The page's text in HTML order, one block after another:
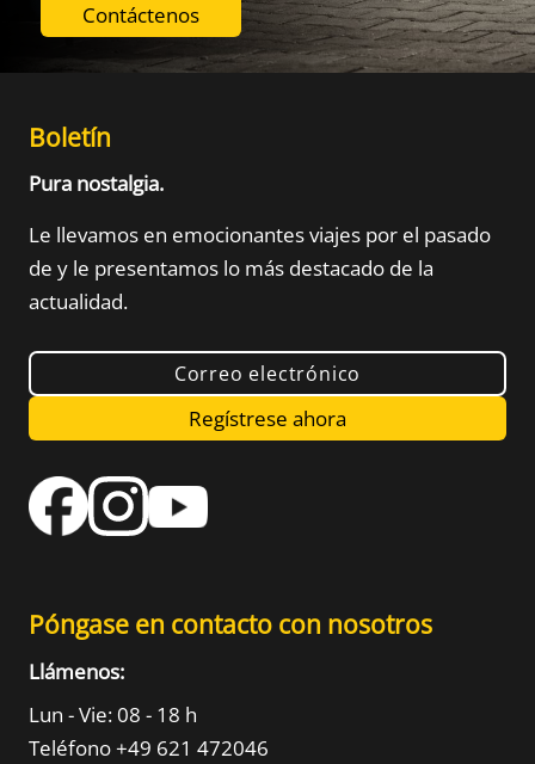
Contáctenos
Boletín
Pura nostalgia.
Le llevamos en emocionantes viajes por el pasado
de y le presentamos lo más destacado de la
actualidad.
Correo electrónico
Regístrese ahora
Póngase en contacto con nosotros
Llámenos:
Lun - Vie: 08 - 18 h
Teléfono +49 621 472046